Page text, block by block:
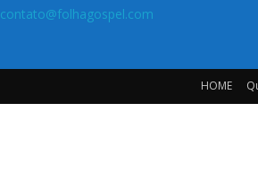
contato@folhagospel.com
HOME